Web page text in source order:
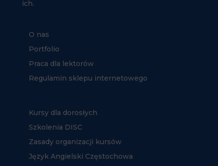
ich.
O nas
Portfolio
Praca dla lektorów
Regulamin sklepu internetowego
Kursy dla dorosłych
Szkolenia DISC
Zasady organizacji kursów
Język Angielski Częstochowa